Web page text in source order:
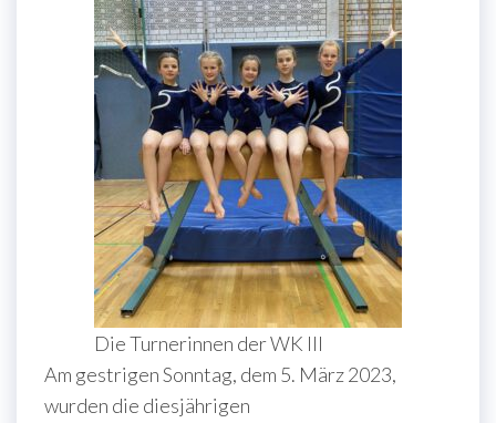
Die Turnerinnen der WK III
Am gestrigen Sonntag, dem 5. März 2023,
wurden die diesjährigen